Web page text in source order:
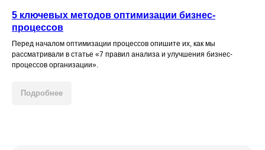
5 ключевых методов оптимизации бизнес-
процессов
Перед началом оптимизации процессов опишите их, как мы
рассматривали в статье «7 правил анализа и улучшения бизнес-
процессов организации».
Подробнее